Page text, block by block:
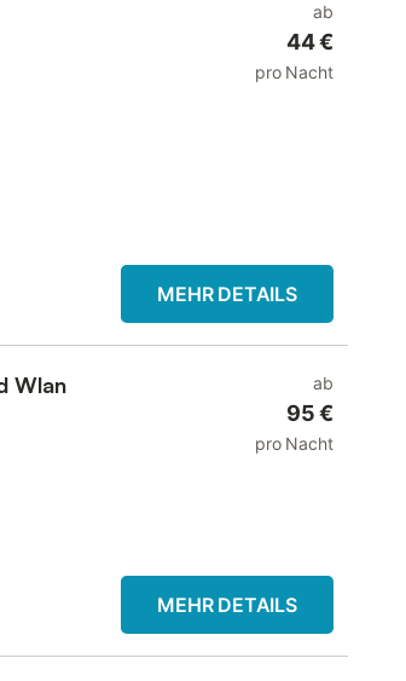
ab
44 €
pro Nacht
MEHR DETAILS
Wlan ab
95 €
pro Nacht
MEHR DETAILS